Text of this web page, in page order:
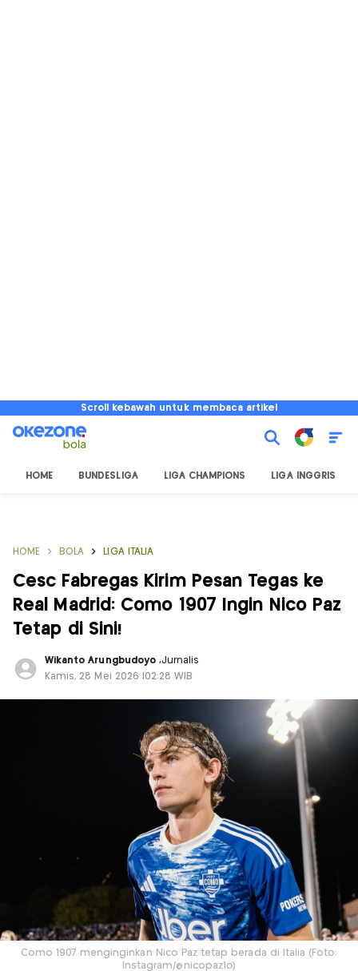
Scroll kebawah untuk membaca artikel
HOME BUNDESLIGA LIGA CHAMPIONS LIGA INGGRIS
HOME BOLA LIGA ITALIA
Cesc Fabregas Kirim Pesan Tegas ke
Real Madrid: Como 1907 Ingin Nico Paz
Tetap di Sini!
Wikanto Arungbudoyo ,Jurnalis
Kamis, 28 Mei 2026 |02:28 WIB
Como 1907 menginginkan Nico Paz tetap berada di Italia (Foto:
Instagram/@nicopaz1o)